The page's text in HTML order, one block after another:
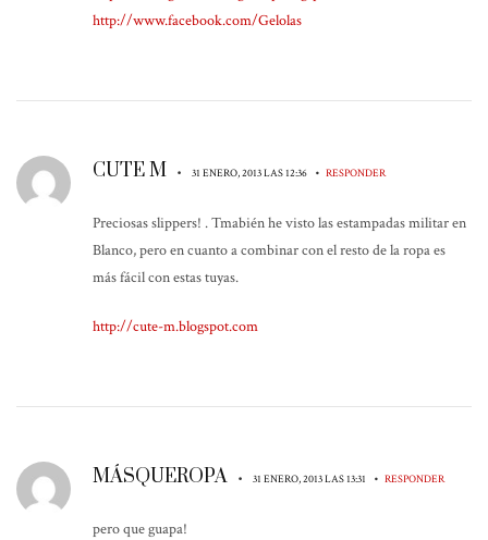
http://www.facebook.com/Gelolas
CUTE M • 31 ENERO, 2013 LAS 12:36 • RESPONDER
Preciosas slippers! . Tmabién he visto las estampadas militar en
Blanco, pero en cuanto a combinar con el resto de la ropa es
más fácil con estas tuyas.
http://cute-m.blogspot.com
MÁSQUEROPA • 31 ENERO, 2013 LAS 13:31 • RESPONDER
pero que guapa!